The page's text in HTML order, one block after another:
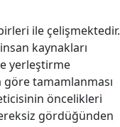
ile çelişmektedir.
kaynakları
yerleştirme
tamamlanması
öncelikleri
gördüğünden